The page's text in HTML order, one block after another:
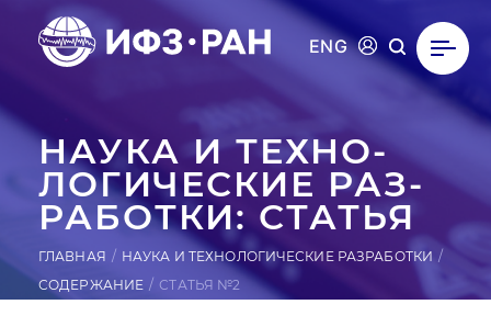
ENG
НАУКА И ТЕХ­НО­
ЛОГИ­ЧЕС­КИЕ РАЗ­
РА­БОТ­КИ: СТАТЬЯ
ГЛАВНАЯ
НАУКА И ТЕХНОЛОГИЧЕСКИЕ РАЗРАБОТКИ
СОДЕРЖАНИЕ
СТАТЬЯ №2